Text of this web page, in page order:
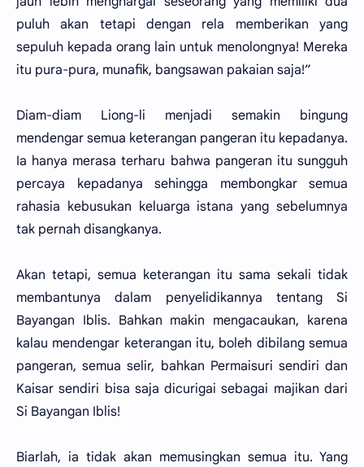
puluh akan tetapi dengan rela memberikan yang
sepuluh kepada orang lain untuk menolongnya! Mereka
itu pura-pura, munafik, bangsawan pakaian saja!”
Diam-diam Liong-li menjadi semakin bingung
mendengar semua keterangan pangeran itu kepadanya.
Ia hanya merasa terharu bahwa pangeran itu sungguh
percaya kepadanya sehingga membongkar semua
rahasia kebusukan keluarga istana yang sebelumnya
tak pernah disangkanya.
Akan tetapi, semua keterangan itu sama sekali tidak
membantunya dalam penyelidikannya tentang Si
Bayangan Iblis. Bahkan makin mengacaukan, karena
kalau mendengar keterangan itu, boleh dibilang semua
pangeran, semua selir, bahkan Permaisuri sendiri dan
Kaisar sendiri bisa saja dicurigai sebagai majikan dari
Si Bayangan Iblis!
Biarlah, ia tidak akan memusingkan semua itu. Yang